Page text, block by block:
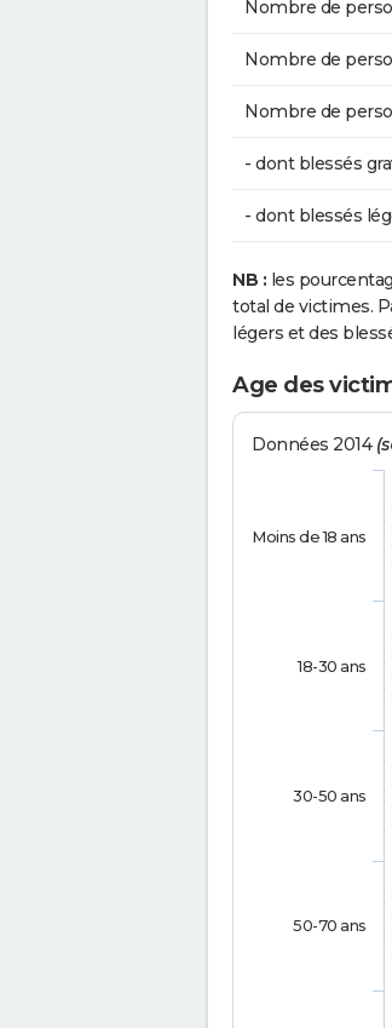
Nombre de
Nombre de
Nombre de
- dont blessés
- dont blessés
NB : les
total de victimes.
légers et des
Age des
Données 2014
Moins de 18 ans
18-30 ans
30-50 ans
50-70 ans